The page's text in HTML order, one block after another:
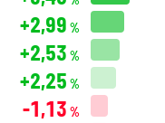
+2,99 %
+2,53 %
+2,25 %
-1,13 %